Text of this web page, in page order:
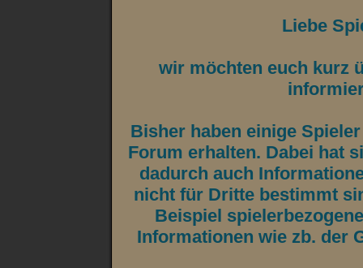
Liebe
wir möchten euch kurz
Bisher haben einige
Forum erhalten. Dabei hat
dadurch auch
nicht für Dritte bestimmt
Beispiel
Informationen wie zb. der